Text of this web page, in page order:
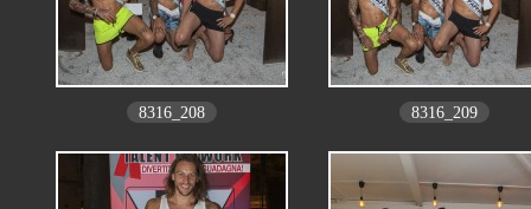
8316_208 8316_209